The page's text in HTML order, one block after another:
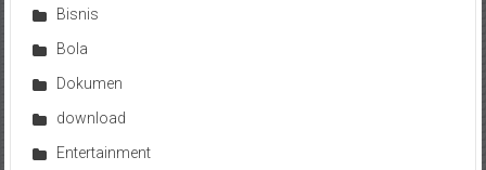
Bisnis
Bola
Dokumen
download
Entertainment